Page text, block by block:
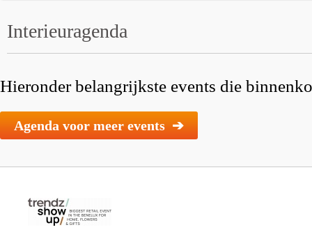
Interieuragenda
Hieronder belangrijkste events die
Agenda voor meer events ➔